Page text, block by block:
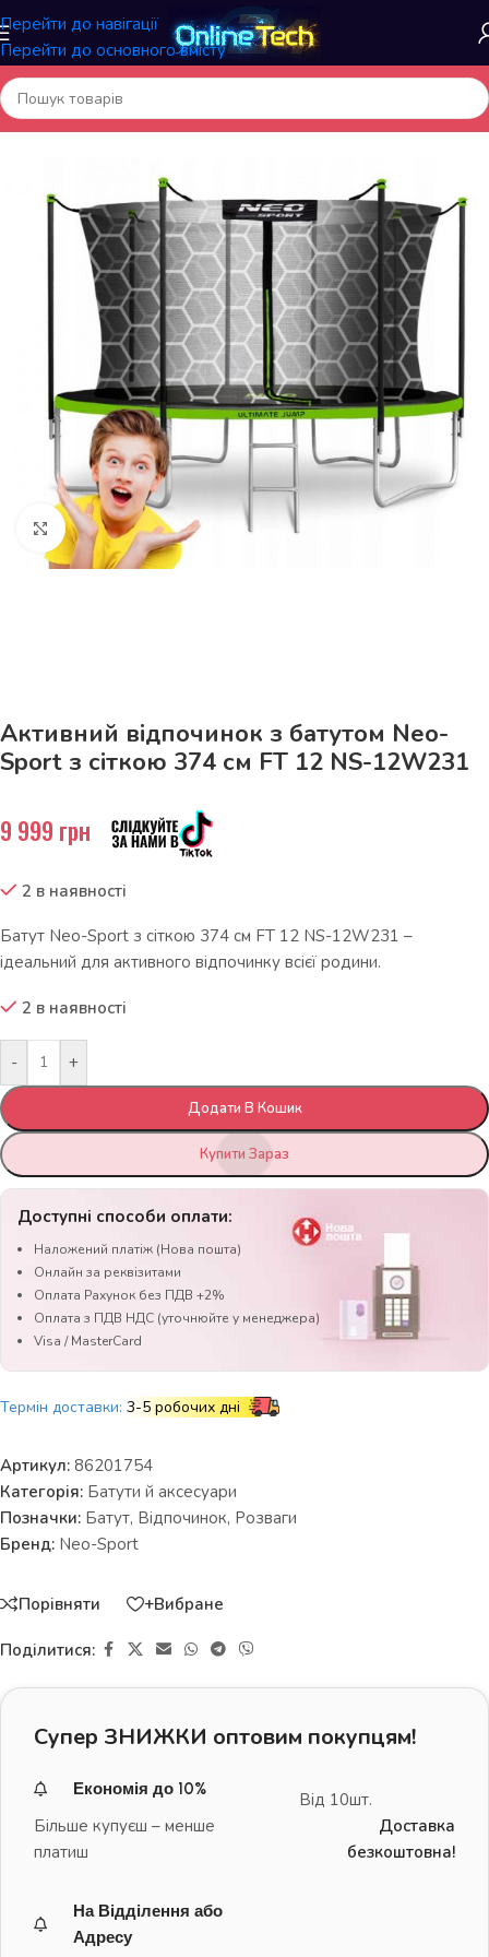
Перейти до навігації
Перейти до основного вмісту
Головна/Батути й аксесуари
Натисніть, щоб збільшити
Активний відпочинок з батутом Neo-
Sport з сіткою 374 см FT 12 NS-12W231
9 999 грн
2 в наявності
Батут Neo-Sport з сіткою 374 см FT 12 NS-12W231 –
ідеальний для активного відпочинку всієї родини.
2 в наявності
- +
Додати В Кошик
Купити Зараз
Доступні способи оплати:
Наложений платіж (Нова пошта)
Онлайн за реквізитами
Оплата Рахунок без ПДВ +2%
Оплата з ПДВ НДС (уточнюйте у менеджера)
Visa / MasterCard
Термін доставки: 3-5 робочих дні
Артикул: 86201754
Категорія: Батути й аксесуари
Позначки: Батут, Відпочинок, Розваги
Бренд: Neo-Sport
Порівняти +Вибране
Поділитися:
Супер ЗНИЖКИ оптовим покупцям!
Економія до 10%
Більше купуєш – менше
платиш
Від 10шт.
Доставка
безкоштовна!
На Відділення або
Адресу